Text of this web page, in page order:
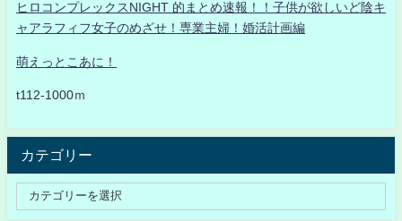
ヒロコンプレックスNIGHT 的まとめ速報！！子供が欲しいど陰キ
ャアラフィフ女子のめざせ！専業主婦！婚活計画編
萌えっとこあに！
t112-1000ｍ
カテゴリー